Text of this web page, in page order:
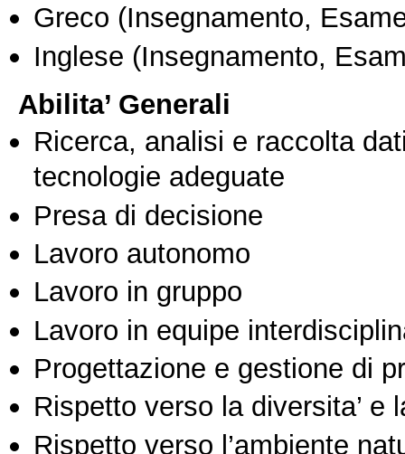
Greco (Insegnamento,
Inglese (Insegnamento,
Abilita’ Generali
Ricerca, analisi e raccolta
tecnologie adeguate
Presa di decisione
Lavoro autonomo
Lavoro in gruppo
Lavoro in equipe
Progettazione e gestione di
Rispetto verso la diversita’ e
Rispetto verso l’ambiente